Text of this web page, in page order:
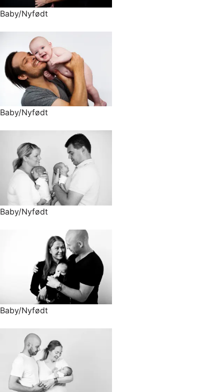
Baby/Nyfødt
Baby/Nyfødt
Baby/Nyfødt
Baby/Nyfødt